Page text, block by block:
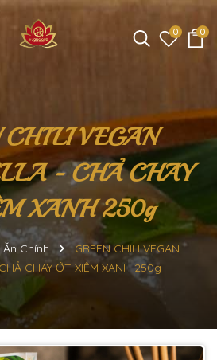
0 0
CHILI VEGAN
- CHẢ CHAY
XANH 250g
Chính
GREEN CHILI VEGAN
CHAY ỚT XIÊM XANH 250g